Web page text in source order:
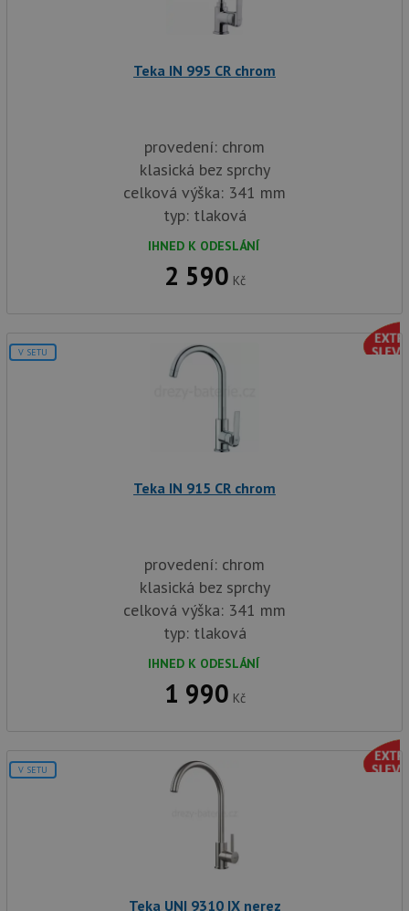
Teka IN 995 CR chrom
provedení: chrom
klasická bez sprchy
celková výška: 341 mm
typ: tlaková
IHNED K ODESLÁNÍ
2 590 Kč
V SETU
Teka IN 915 CR chrom
provedení: chrom
klasická bez sprchy
celková výška: 341 mm
typ: tlaková
IHNED K ODESLÁNÍ
1 990 Kč
V SETU
Teka UNI 9310 IX nerez